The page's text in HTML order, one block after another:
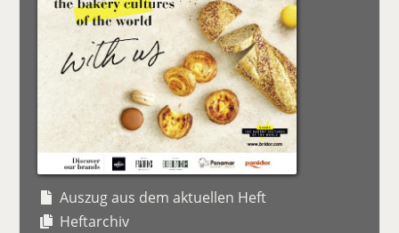
Auszug aus dem aktuellen Heft
Heftarchiv